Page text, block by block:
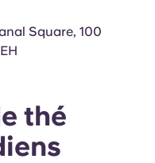
Square, 100
thé